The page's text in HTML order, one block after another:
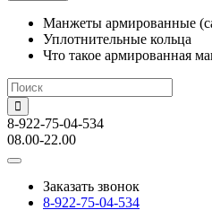
Манжеты армированные
Уплотнительные кольца
Что такое армированная
8-922-75-04-534
08.00-22.00
Заказать звонок
8-922-75-04-534